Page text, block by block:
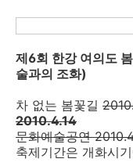
제6회 한강 여의도
술과의 조화)
차 없는 봄꽃길
2010.4.14
문화예술공연
축제기간은 개화시